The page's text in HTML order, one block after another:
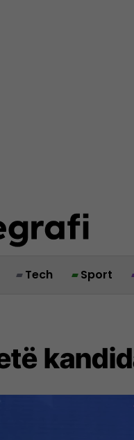
Tech Sport